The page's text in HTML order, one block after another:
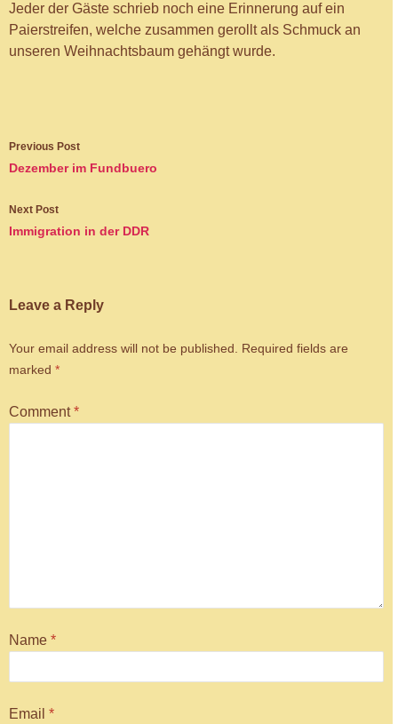
Jeder der Gäste schrieb noch eine Erinnerung auf ein
Paierstreifen, welche zusammen gerollt als Schmuck an
unseren Weihnachtsbaum gehängt wurde.
Post
navigation
Previous Post
Dezember im Fundbuero
Next Post
Immigration in der DDR
Leave a Reply
Your email address will not be published.
Required fields are
marked *
Comment*
Name *
Email *